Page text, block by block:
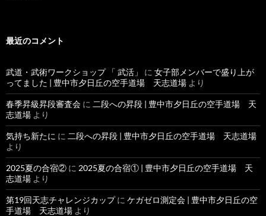
最近のコメント
武道・武術ワークショップ 「 武活」 に 女子部メンバーで盛り上が
ってました | 豊中市夕日丘の空手道場 天志道場 より
春季昇級昇段審査会 に 二段への昇段 | 豊中市夕日丘の空手道場 天
志道場 より
気持ち新たに に 二段への昇段 | 豊中市夕日丘の空手道場 天志道場
より
2025夏の合宿② に 2025夏の合宿① | 豊中市夕日丘の空手道場 天
志道場 より
第19回天志チャレンジカップに ケガゼロ測定会 | 豊中市夕日丘の空
手道場 天志道場 より